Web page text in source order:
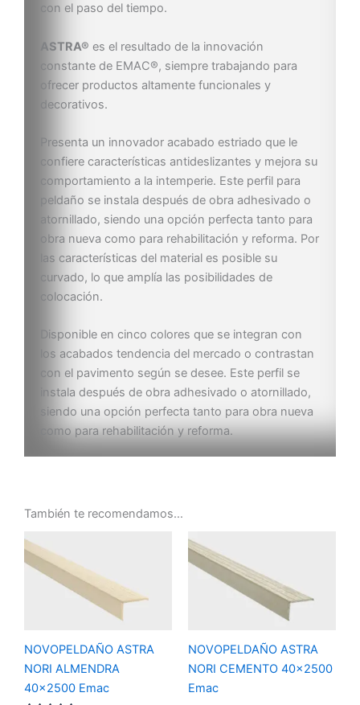
con el paso del tiempo.
ASTRA® es el resultado de la innovación
constante de EMAC®, siempre trabajando para
ofrecer productos altamente funcionales y
decorativos.
Presenta un innovador acabado estriado que le
confiere características antideslizantes y mejora su
comportamiento a la intemperie. Este perfil para
peldaño se instala después de obra adhesivado o
atornillado, siendo una opción perfecta tanto para
obra nueva como para rehabilitación y reforma. Por
las características del material es posible su
curvado, lo que amplía las posibilidades de
colocación.
Disponible en cinco colores que se integran con
los acabados tendencia del mercado o contrastan
con el pavimento según se desee. Este perfil se
instala después de obra adhesivado o atornillado,
siendo una opción perfecta tanto para obra nueva
como para rehabilitación y reforma.
También te recomendamos…
NOVOPELDAÑO ASTRA
NORI ALMENDRA
40×2500 Emac
NOVOPELDAÑO ASTRA
NORI CEMENTO 40×2500
Emac